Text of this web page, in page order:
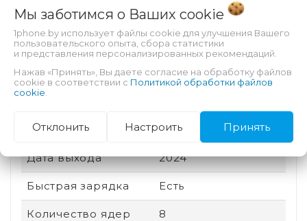
4G (LTE)
Поддержка карт
памяти
Нет
сторон
Дата выхода 2024
Быстрая зарядка Есть
Количество ядер
8
Мы заботимся о Ваших cookie
1phone.by использует файлы cookie для улучшения Вашего
пользовательского опыта, сбора статистики
и представления персонализированных рекомендаций.
Нажав «Принять», Вы даете согласие на обработку файлов
cookie в соответствии с Политикой обработки файлов
cookie
Отклонить Настроить Принять